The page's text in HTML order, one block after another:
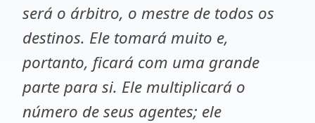
será o árbitro, o mestre de todos os
destinos. Ele tomará muito e,
portanto, ficará com uma grande
parte para si. Ele multiplicará o
número de seus agentes; ele